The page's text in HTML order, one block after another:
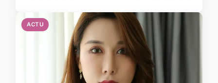
ACTU